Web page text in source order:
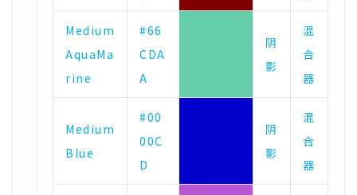
Medium
AquaMa
rine
#66
CDA
A
阴
影
混
合
器
Medium
Blue
#00
00C
D
阴
影
混
合
器